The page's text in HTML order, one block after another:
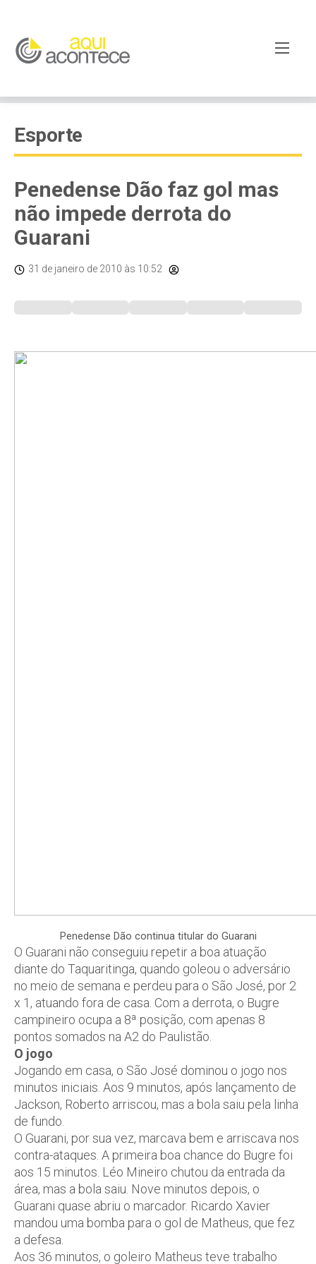
Esporte
Penedense Dão faz gol mas
não impede derrota do
Guarani
31 de janeiro de 2010 às 10:52
Penedense Dão continua titular do Guarani
O Guarani não conseguiu repetir a boa atuação
diante do Taquaritinga, quando goleou o adversário
no meio de semana e perdeu para o São José, por 2
x 1, atuando fora de casa. Com a derrota, o Bugre
campineiro ocupa a 8ª posição, com apenas 8
pontos somados na A2 do Paulistão.
O jogo
Jogando em casa, o São José dominou o jogo nos
minutos iniciais. Aos 9 minutos, após lançamento de
Jackson, Roberto arriscou, mas a bola saiu pela linha
de fundo.
O Guarani, por sua vez, marcava bem e arriscava nos
contra-ataques. A primeira boa chance do Bugre foi
aos 15 minutos. Léo Mineiro chutou da entrada da
área, mas a bola saiu. Nove minutos depois, o
Guarani quase abriu o marcador. Ricardo Xavier
mandou uma bomba para o gol de Matheus, que fez
a defesa.
Aos 36 minutos, o goleiro Matheus teve trabalho